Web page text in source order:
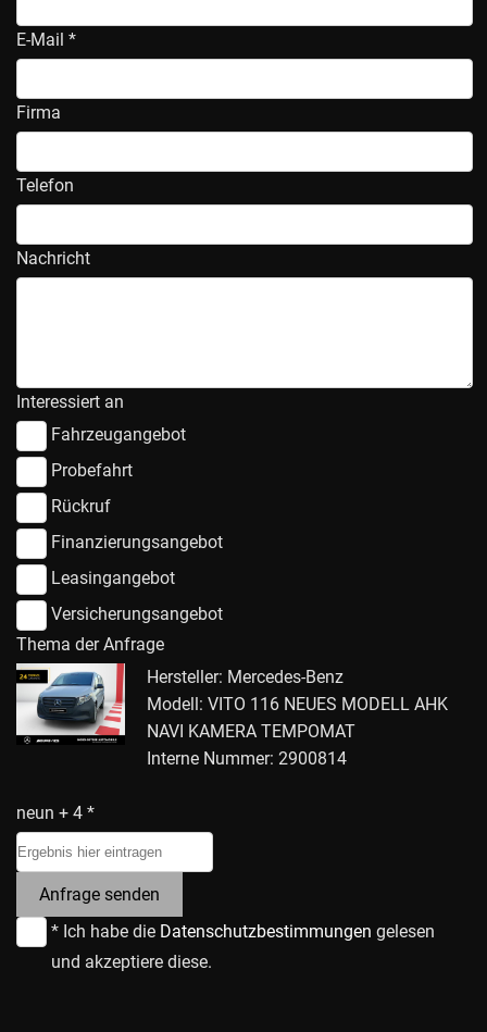
E-Mail *
Firma
Telefon
Nachricht
Interessiert an
Fahrzeugangebot
Probefahrt
Rückruf
Finanzierungsangebot
Leasingangebot
Versicherungsangebot
Thema der Anfrage
Hersteller: Mercedes-Benz
Modell: VITO 116 NEUES MODELL AHK
NAVI KAMERA TEMPOMAT
Interne Nummer: 2900814
neun + 4 *
Anfrage senden
* Ich habe die Datenschutzbestimmungen gelesen
und akzeptiere diese.